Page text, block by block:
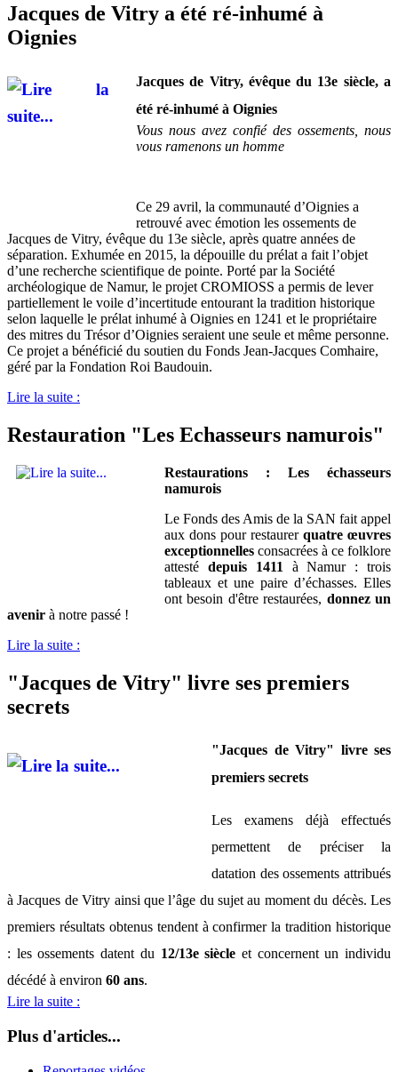
Jacques de Vitry a été ré-inhumé à
Oignies
Jacques de Vitry, évêque du 13e siècle, a
été ré-inhumé à Oignies
Vous nous avez confié des ossements, nous
vous ramenons un homme
Ce 29 avril, la communauté d’Oignies a
retrouvé avec émotion les ossements de
Jacques de Vitry, évêque du 13e siècle, après quatre années de
séparation. Exhumée en 2015, la dépouille du prélat a fait l’objet
d’une recherche scientifique de pointe. Porté par la Société
archéologique de Namur, le projet CROMIOSS a permis de lever
partiellement le voile d’incertitude entourant la tradition historique
selon laquelle le prélat inhumé à Oignies en 1241 et le propriétaire
des mitres du Trésor d’Oignies seraient une seule et même personne.
Ce projet a bénéficié du soutien du Fonds Jean-Jacques Comhaire,
géré par la Fondation Roi Baudouin.
Lire la suite :
Restauration "Les Echasseurs namurois"
Restaurations : Les échasseurs
namurois
Le Fonds des Amis de la SAN fait appel
aux dons pour restaurer quatre œuvres
exceptionnelles consacrées à ce folklore
attesté depuis 1411 à Namur : trois
tableaux et une paire d’échasses. Elles
ont besoin d'être restaurées, donnez un
avenir à notre passé !
Lire la suite :
"Jacques de Vitry" livre ses premiers
secrets
"Jacques de Vitry" livre ses
premiers secrets
Les examens déjà effectués
permettent de préciser la
datation des ossements attribués
à Jacques de Vitry ainsi que l’âge du sujet au moment du décès. Les
premiers résultats obtenus tendent à confirmer la tradition historique
: les ossements datent du 12/13e siècle et concernent un individu
décédé à environ 60 ans.
Lire la suite :
Plus d'articles...